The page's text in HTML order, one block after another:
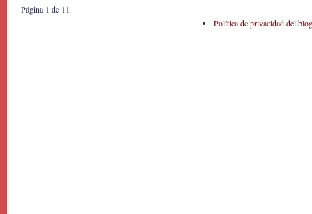
Página 1 de 1 1
Política de privacidad del